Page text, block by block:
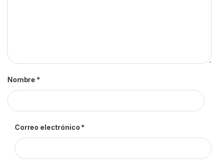
Nombre *
Correo electrónico *